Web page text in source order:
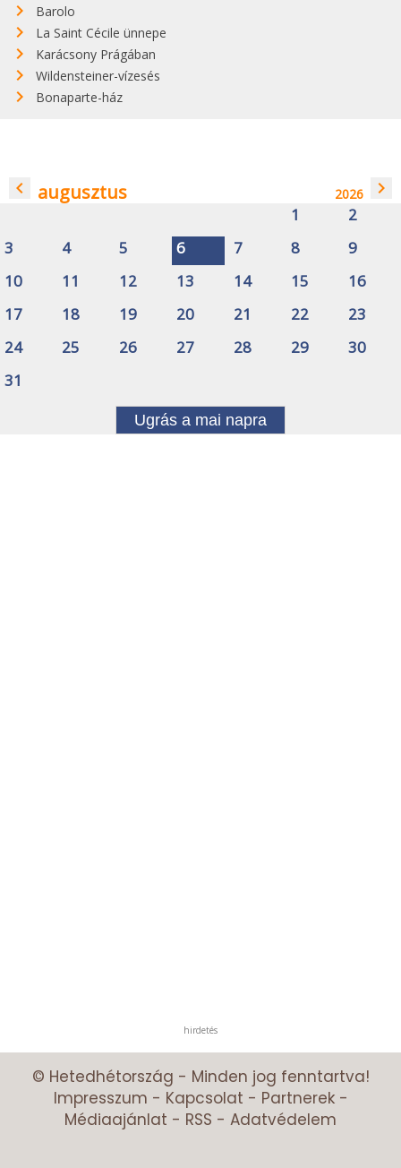
Barolo
La Saint Cécile ünnepe
Karácsony Prágában
Wildensteiner-vízesés
Bonaparte-ház
navigate_before augusztus 2026 navigate_next
1
2
3
4 5 6 7 8
9
10
11 12 13 14 15
16
17
18 19 20 21 22
23
24
25 26 27 28 29
30
31
Ugrás a mai napra
hirdetés
© Hetedhétország - Minden jog fenntartva!
Impresszum - Kapcsolat - Partnerek-
Médiaajánlat - RSS - Adatvédelem